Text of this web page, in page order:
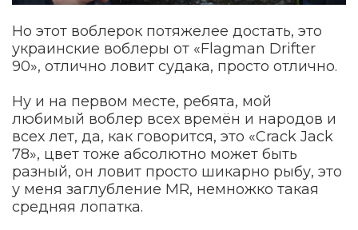
Но этот воблерок потяжелее достать, это
украинские воблеры от «Flagman Drifter
90», отлично ловит судака, просто отлично.
Ну и на первом месте, ребята, мой
любимый воблер всех времён и народов и
всех лет, да, как говорится, это «Crack Jack
78», цвет тоже абсолютно может быть
разный, он ловит просто шикарно рыбу, это
у меня заглубление MR, немножко такая
средняя лопатка.